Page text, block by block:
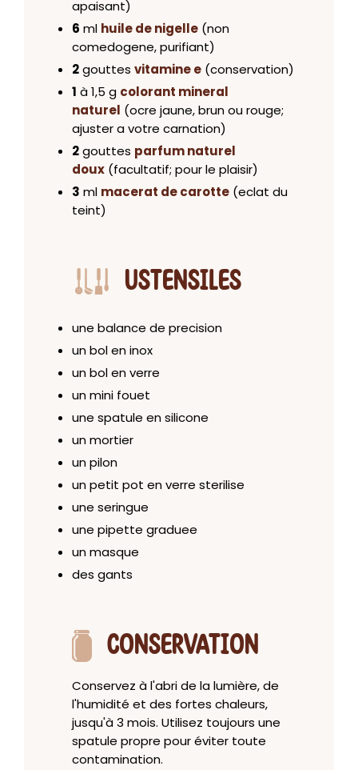
apaisant)
6 ml huile de nigelle (non
comedogene, purifiant)
2gouttes vitamine e (conservation)
1 à 1,5 g colorant mineral
naturel (ocre jaune, brun ou rouge;
ajuster a votre carnation)
2gouttes parfum naturel
doux (facultatif; pour le plaisir)
3 ml macerat de carotte (eclat du
teint)
USTENSILES
une balance de precision
un bol en inox
un bol en verre
un mini fouet
une spatule en silicone
un mortier
un pilon
un petit pot en verre sterilise
une seringue
une pipette graduee
un masque
des gants
CONSERVATION
Conservez à l'abri de la lumière, de
l'humidité et des fortes chaleurs,
jusqu'à 3 mois. Utilisez toujours une
spatule propre pour éviter toute
contamination.